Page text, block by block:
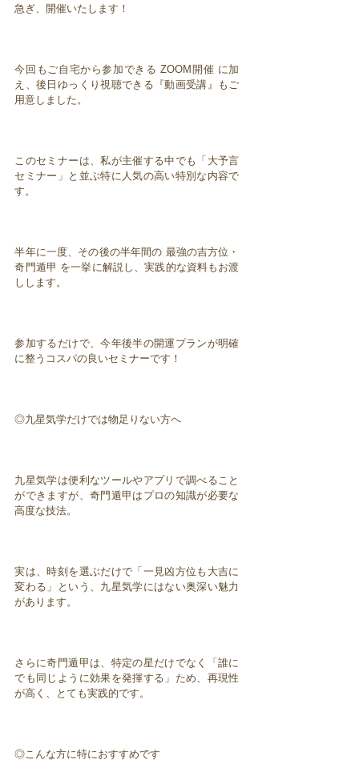
急ぎ、開催いたします！
今回もご自宅から参加できる ZOOM開催 に加
え、後日ゆっくり視聴できる『動画受講』もご
用意しました。
このセミナーは、私が主催する中でも「大予言
セミナー」と並ぶ特に人気の高い特別な内容で
す。
半年に一度、その後の半年間の 最強の吉方位・
奇門遁甲 を一挙に解説し、実践的な資料もお渡
しします。
参加するだけで、今年後半の開運プランが明確
に整うコスパの良いセミナーです！
◎九星気学だけでは物足りない方へ
九星気学は便利なツールやアプリで調べること
ができますが、奇門遁甲はプロの知識が必要な
高度な技法。
実は、時刻を選ぶだけで「一見凶方位も大吉に
変わる」という、九星気学にはない奥深い魅力
があります。
さらに奇門遁甲は、特定の星だけでなく「誰に
でも同じように効果を発揮する」ため、再現性
が高く、とても実践的です。
◎こんな方に特におすすめです